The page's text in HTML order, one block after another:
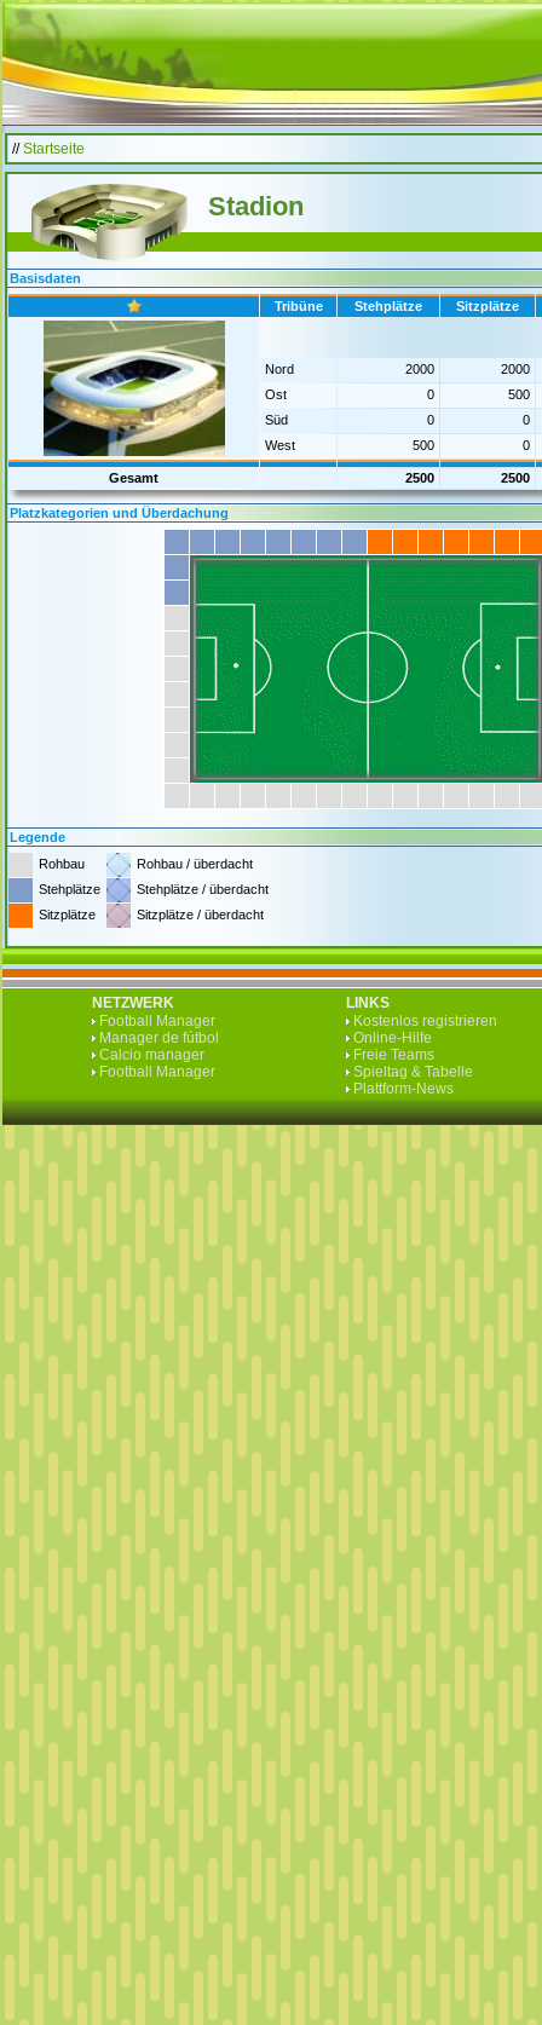
//Startseite
Stadion
Basisdaten
Tribüne
Stehplätze Sitzplätze
Nord 2000
2000
Ost
0
500
Süd
0
0
West
500 0
Gesamt 2500 2500
Platzkategorien und Überdachung
Legende
Rohbau
Rohbau / überdacht
Stehplätze
Stehplätze / überdacht
Sitzplätze
Sitzplätze / überdacht
NETZWERK
Football Manager
Manager de fútbol
Calcio manager
Football Manager
LINKS
Kostenlos registrieren
Online-Hilfe
Freie Teams
Spieltag & Tabelle
Plattform-News